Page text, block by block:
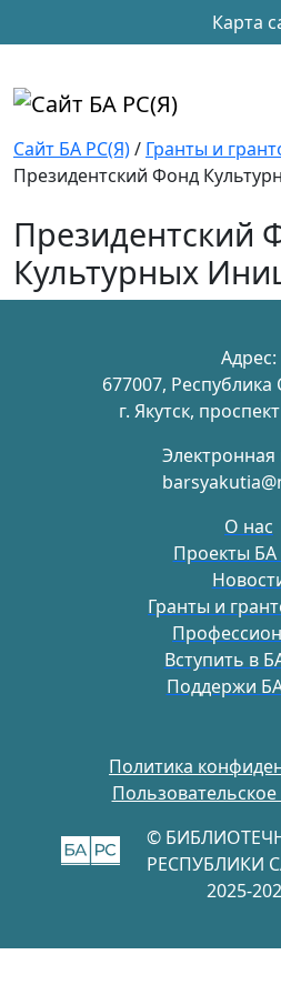
Карта
Сайт БА РС(Я)/ Гранты и
Президентский Фонд
Президентский
Культурных
Адрес:
677007, Республика
г. Якутск,
Электронная
О нас
Проекты БА
Гранты и
Вступить в
Поддержи
Политика
©
РЕСПУБЛИКИ
2025-